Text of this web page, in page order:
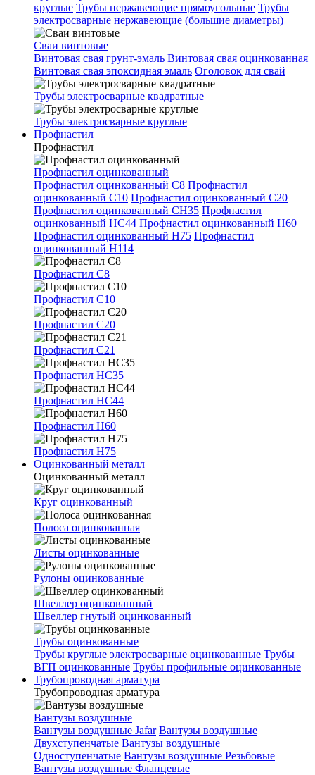
круглые Трубы нержавеющие прямоугольные Трубы
электросварные нержавеющие (большие диаметры)
Сваи винтовые
Винтовая свая грунт-эмаль Винтовая свая оцинкованная
Винтовая свая эпоксидная эмаль Оголовок для свай
Трубы электросварные квадратные
Трубы электросварные круглые
Профнастил
Профнастил
Профнастил оцинкованный
Профнастил оцинкованный С8 Профнастил
оцинкованный С10 Профнастил оцинкованный С20
Профнастил оцинкованный СН35 Профнастил
оцинкованный НС44 Профнастил оцинкованный Н60
Профнастил оцинкованный Н75 Профнастил
оцинкованный Н114
Профнастил С8
Профнастил С10
Профнастил С20
Профнастил С21
Профнастил НС35
Профнастил НС44
Профнастил Н60
Профнастил Н75
Оцинкованный металл
Оцинкованный металл
Круг оцинкованный
Полоса оцинкованная
Листы оцинкованные
Рулоны оцинкованные
Швеллер оцинкованный
Швеллер гнутый оцинкованный
Трубы оцинкованные
Трубы круглые электросварные оцинкованные Трубы
ВГП оцинкованные Трубы профильные оцинкованные
Трубопроводная арматура
Трубопроводная арматура
Вантузы воздушные
Вантузы воздушные Jafar Вантузы воздушные
Двухступенчатые Вантузы воздушные
Одноступенчатые Вантузы воздушные Резьбовые
Вантузы воздушные Фланцевые